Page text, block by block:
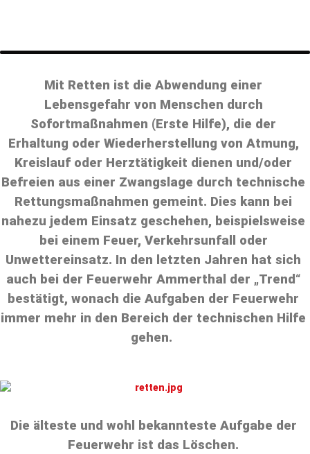
Mit Retten ist die Abwendung einer
Lebensgefahr von Menschen durch
Sofortmaßnahmen (Erste Hilfe), die der
Erhaltung oder Wiederherstellung von Atmung,
Kreislauf oder Herztätigkeit dienen und/oder
Befreien aus einer Zwangslage durch technische
Rettungsmaßnahmen gemeint. Dies kann bei
nahezu jedem Einsatz geschehen, beispielsweise
bei einem Feuer, Verkehrsunfall oder
Unwettereinsatz. In den letzten Jahren hat sich
auch bei der Feuerwehr Ammerthal der „Trend“
bestätigt, wonach die Aufgaben der Feuerwehr
immer mehr in den Bereich der technischen Hilfe
gehen.
Die älteste und wohl bekannteste Aufgabe der
Feuerwehr ist das Löschen.